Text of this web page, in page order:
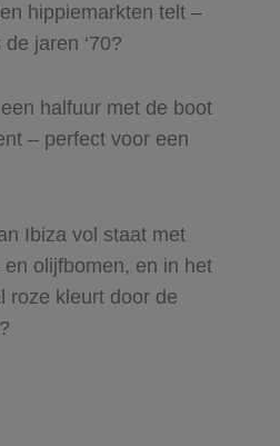
hippiemarkten telt –
jaren ‘70?
halfuur met de boot
– perfect voor een
Ibiza vol staat met
olijfbomen, en in het
roze kleurt door de